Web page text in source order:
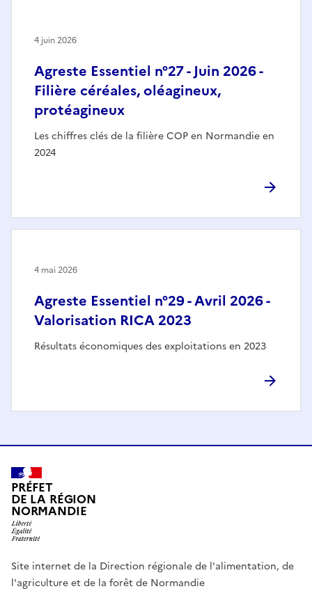
Agreste Essentiel n°27 - Juin 2026 -
Filière céréales, oléagineux,
protéagineux
Les chiffres clés de la filière COP en Normandie en
2024
4 juin 2026
Agreste Essentiel n°29 - Avril 2026 -
Valorisation RICA 2023
Résultats économiques des exploitations en 2023
4 mai 2026
PRÉFET
DE LA RÉGION
NORMANDIE
Site internet de la Direction régionale de l'alimentation, de
l'agriculture et de la forêt de Normandie